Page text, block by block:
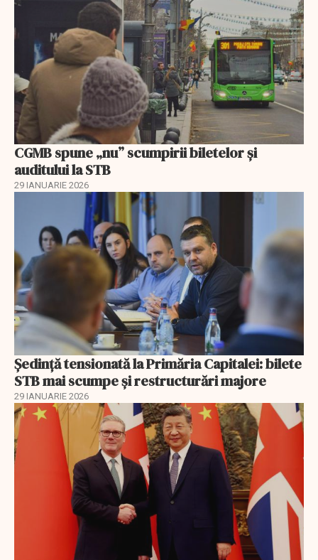
CGMB spune „nu” scumpirii biletelor și
auditului la STB
29 IANUARIE 2026
Ședință tensionată la Primăria Capitalei: bilete
STB mai scumpe și restructurări majore
29 IANUARIE 2026